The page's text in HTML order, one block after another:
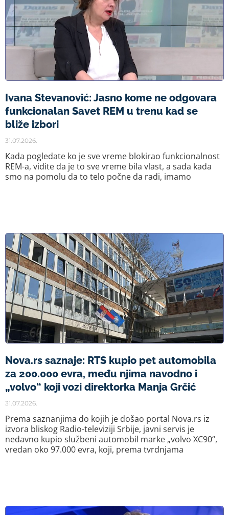
Ivana Stevanović: Jasno kome ne odgovara
funkcionalan Savet REM u trenu kad se
bliže izbori
31.07.2026.
Kada pogledate ko je sve vreme blokirao funkcionalnost
REM-a, vidite da je to sve vreme bila vlast, a sada kada
smo na pomolu da to telo počne da radi, imamo
Nova.rs saznaje: RTS kupio pet automobila
za 200.000 evra, među njima navodno i
„volvo“ koji vozi direktorka Manja Grčić
31.07.2026.
Prema saznanjima do kojih je došao portal Nova.rs iz
izvora bliskog Radio-televiziji Srbije, javni servis je
nedavno kupio službeni automobil marke „volvo XC90“,
vredan oko 97.000 evra, koji, prema tvrdnjama